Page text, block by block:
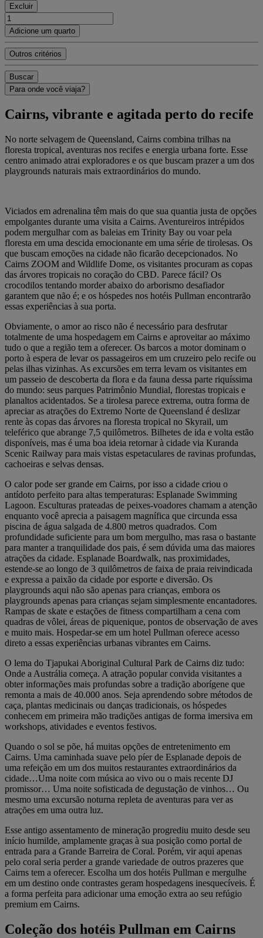
Excluir
Adicione um quarto
Outros critérios
Buscar
Para onde você viaja?
Cairns, vibrante e agitada perto do recife
No norte selvagem de Queensland, Cairns combina trilhas na
floresta tropical, aventuras nos recifes e energia urbana forte. Esse
centro animado atrai exploradores e os que buscam prazer a um dos
playgrounds naturais mais extraordinários do mundo.
Viciados em adrenalina têm mais do que sua quantia justa de opções
empolgantes durante uma visita a Cairns. Aventureiros intrépidos
podem mergulhar com as baleias em Trinity Bay ou voar pela
floresta em uma descida emocionante em uma série de tirolesas. Os
que buscam emoções na cidade não ficarão decepcionados. No
Cairns ZOOM and Wildlife Dome, os visitantes procuram as copas
das árvores tropicais no coração do CBD. Parece fácil? Os
crocodilos tentando morder abaixo do arborismo desafiador
garantem que não é; e os hóspedes nos hotéis Pullman encontrarão
essas experiências à sua porta.
Obviamente, o amor ao risco não é necessário para desfrutar
totalmente de uma hospedagem em Cairns e aproveitar ao máximo
tudo o que a região tem a oferecer. Os barcos a motor dominam o
porto à espera de levar os passageiros em um cruzeiro pelo recife ou
pelas ilhas vizinhas. As excursões em terra levam os visitantes em
um passeio de descoberta da flora e da fauna dessa parte riquíssima
do mundo: seus parques Patrimônio Mundial, florestas tropicais e
planaltos acidentados. Se a tirolesa parece extrema, outra forma de
apreciar as atrações do Extremo Norte de Queensland é deslizar
rente às copas das árvores na floresta tropical no Skyrail, um
teleférico que abrange 7,5 quilômetros. Bilhetes de ida e volta estão
disponíveis, mas é uma boa ideia retornar à cidade via Kuranda
Scenic Railway para mais vistas espetaculares de ravinas profundas,
cachoeiras e selvas densas.
O calor pode ser grande em Cairns, por isso a cidade criou o
antídoto perfeito para altas temperaturas: Esplanade Swimming
Lagoon. Esculturas prateadas de peixes-voadores chamam a atenção
enquanto você aprecia a paisagem magnífica que circunda essa
piscina de água salgada de 4.800 metros quadrados. Com
profundidade suficiente para um bom mergulho, mas rasa o bastante
para manter a tranquilidade dos pais, é sem dúvida uma das maiores
atrações da cidade. Esplanade Boardwalk, nas proximidades,
estende-se ao longo de 3 quilômetros de faixa de praia reivindicada
e expressa a paixão da cidade por esporte e diversão. Os
playgrounds aqui não são apenas para crianças, embora os
playgrounds apenas para crianças sejam simplesmente encantadores.
Rampas de skate e estações de fitness compartilham a cena com
quadras de vôlei, áreas de piquenique, pontos de observação de aves
e muito mais. Hospedar-se em um hotel Pullman oferece acesso
direto a essas experiências urbanas vibrantes em Cairns.
O lema do Tjapukai Aboriginal Cultural Park de Cairns diz tudo:
Onde a Austrália começa. A atração popular convida visitantes a
obter informações mais profundas sobre a tradição aborígene que
remonta a mais de 40.000 anos. Seja aprendendo sobre métodos de
caça, plantas medicinais ou danças tradicionais, os hóspedes
conhecem em primeira mão tradições antigas de forma imersiva em
workshops, atividades e eventos festivos.
Quando o sol se põe, há muitas opções de entretenimento em
Cairns. Uma caminhada suave pelo píer de Esplanade depois de
uma refeição em um dos muitos restaurantes extraordinários da
cidade…Uma noite com música ao vivo ou o mais recente DJ
promissor… Uma noite sofisticada de degustação de vinhos… Ou
mesmo uma excursão noturna repleta de aventuras para ver as
atrações em uma outra luz.
Esse antigo assentamento de mineração progrediu muito desde seu
início humilde, amplamente graças à sua posição como portal de
entrada para a Grande Barreira de Coral. Porém, vir aqui apenas
pelo coral seria perder a grande variedade de outros prazeres que
Cairns tem a oferecer. Escolha um dos hotéis Pullman e mergulhe
em um destino onde contrastes geram hospedagens inesquecíveis. É
a forma perfeita para adicionar uma emoção extra ao seu refúgio
premium em Cairns.
Coleção dos hotéis Pullman em Cairns